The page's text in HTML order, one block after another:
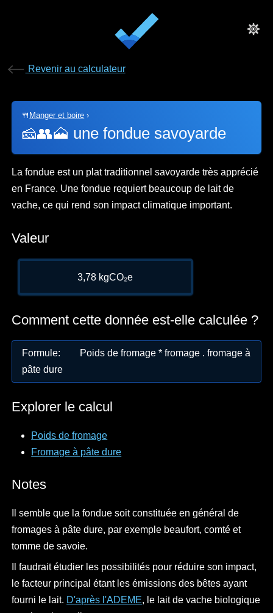
Revenir au calculateur
🍴 Manger et boire ›
🧀👥🗻 une fondue savoyarde
La fondue est un plat traditionnel savoyarde très apprécié
en France. Une fondue requiert beaucoup de lait de
vache, ce qui rend son impact climatique important.
Valeur
3,78 kgCO₂e
Comment cette donnée est-elle calculée ?
Formule:
Poids de fromage * fromage . fromage à
pâte dure
Explorer le calcul
Poids de fromage
Fromage à pâte dure
Notes
Il semble que la fondue soit constituée en général de
fromages à pâte dure, par exemple beaufort, comté et
tomme de savoie.
Il faudrait étudier les possibilités pour réduire son impact,
le facteur principal étant les émissions des bêtes ayant
fourni le lait. D'après l'ADEME, le lait de vache biologique